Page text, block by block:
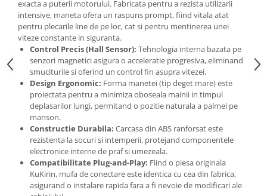
exacta a puterii motorului. Fabricata pentru a rezista utilizarii
intensive, maneta ofera un raspuns prompt, fiind vitala atat
pentru plecarile line de pe loc, cat si pentru mentinerea unei
viteze constante in siguranta.
Control Precis (Hall Sensor): Tehnologia interna bazata pe
senzori magnetici asigura o acceleratie progresiva, eliminand
smuciturile si oferind un control fin asupra vitezei.
Design Ergonomic: Forma manetei (tip deget mare) este
proiectata pentru a minimiza oboseala mainii in timpul
deplasarilor lungi, permitand o pozitie naturala a palmei pe
manson.
Constructie Durabila: Carcasa din ABS ranforsat este
rezistenta la socuri si intemperii, protejand componentele
electronice interne de praf si umezeala.
Compatibilitate Plug-and-Play: Fiind o piesa originala
KuKirin, mufa de conectare este identica cu cea din fabrica,
asigurand o instalare rapida fara a fi nevoie de modificari ale